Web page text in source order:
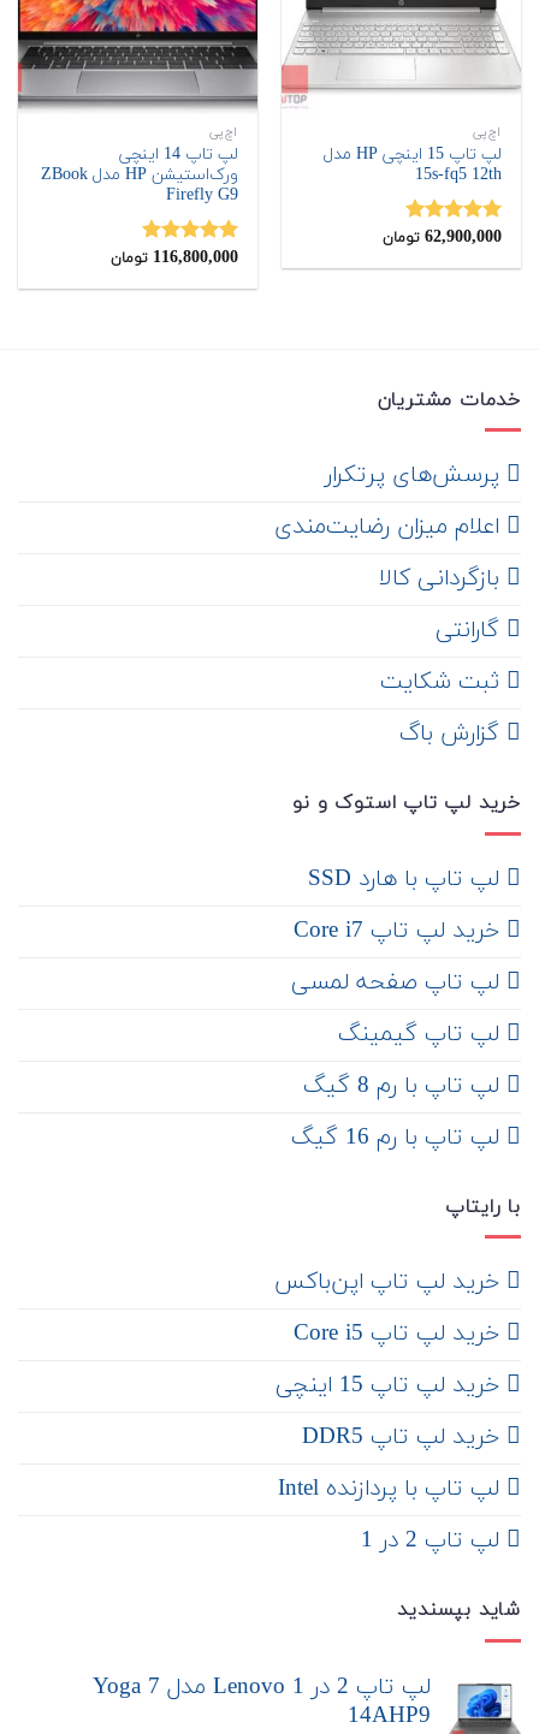
اچ‌پی
لپ تاپ 15 اینچی HP مدل
15s-fq5 12th
نمره5.00
62,900,000 تومان
اچ‌پی
لپ تاپ 14 اینچی
ورک‌استیشن HP مدل ZBook
Firefly G9
نمره5.00
116,800,000 تومان
خدمات مشتریان
‌ پرسش‌های پرتکرار
اعلام میزان رضایت‌مندی
‌ بازگردانی کالا
گارانتی
ثبت شکایت
‌ گزارش باگ
خرید لپ تاپ استوک و نو
لپ تاپ با هارد SSD
خرید لپ تاپ Core i7
لپ تاپ صفحه لمسی
لپ تاپ گیمینگ
لپ تاپ با رم 8 گیگ
لپ تاپ با رم 16 گیگ
با رایتاپ
‌ خرید لپ تاپ اپن‌باکس
خرید لپ تاپ Core i5
‌‌ خرید لپ تاپ 15 اینچی
خرید لپ تاپ DDR5
لپ تاپ با پردازنده Intel
لپ تاپ 2 در 1
شاید بپسندید
لپ تاپ 2 در 1 Lenovo مدل Yoga 7
14AHP9